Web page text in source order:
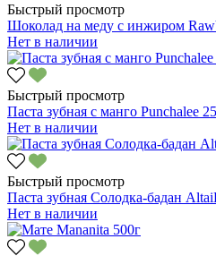
Быстрый просмотр
Шоколад на меду с инжиром
Нет в наличии
Быстрый просмотр
Паста зубная с манго Punchalee
Нет в наличии
Быстрый просмотр
Паста зубная Солодка-бадан
Нет в наличии